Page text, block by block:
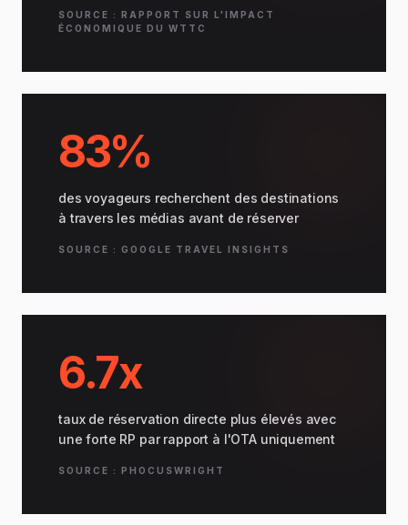
SOURCE : RAPPORT SUR L'IMPACT
ÉCONOMIQUE DU WTTC
83%
des voyageurs recherchent des destinations
à travers les médias avant de réserver
SOURCE : GOOGLE TRAVEL INSIGHTS
6.7x
taux de réservation directe plus élevés avec
une forte RP par rapport à l'OTA uniquement
SOURCE : PHOCUSWRIGHT